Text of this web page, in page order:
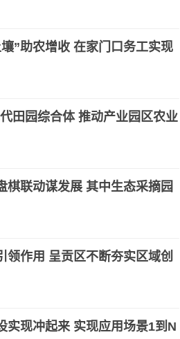
”助农增收 在家门口务工实现
田园综合体 推动产业园区农业
棋联动谋发展 其中生态采摘园
领作用 呈贡区不断夯实区域创
实现冲起来 实现应用场景1到N